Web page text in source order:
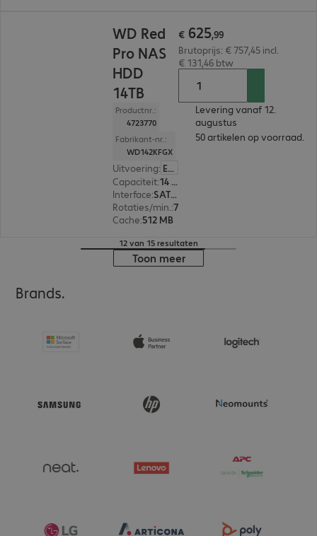
WD Red
Pro NAS
HDD
14TB
Productnr.:
4723770
Fabrikant-nr.:
WD142KFGX
Uitvoering: Europa
Capaciteit:
14 TB
Interface:
SATA 3.0 (6 Gbit/s) 8,9 cm (3,5")
Rotaties/min. : 7.200 rpm
Cache:512 MB
€ 625,99
Brutoprijs: € 757,45 incl.
€ 131,46 btw
Levering vanaf 12.
augustus
50 artikelen op voorraad.
12 van 15 resultaten
Toon meer
Brands.